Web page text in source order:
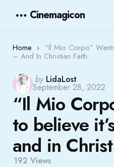
Cinemagicon
Home “Il Mio Corpo”
– And In Christian Faith
Posted
by
by LidaLost
September 28, 2022
“Il Mio
to believe
and in
192 Views